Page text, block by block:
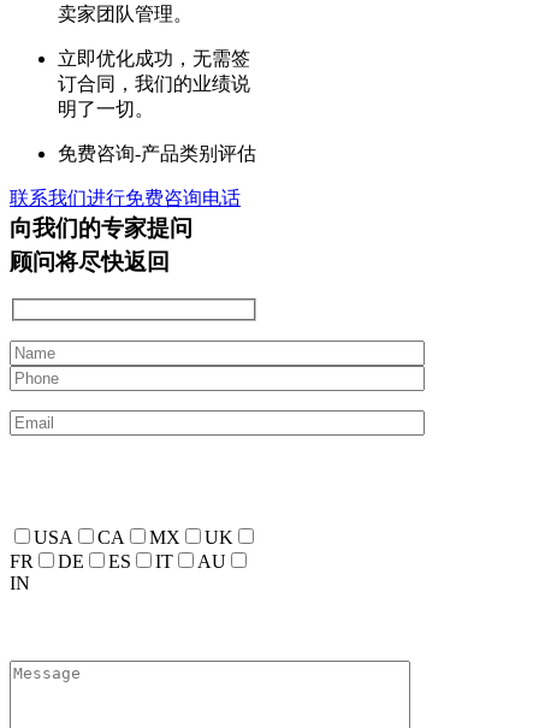
卖家团队管理。
立即优化成功，无需签
订合同，我们的业绩说
明了一切。
免费咨询-产品类别评估
联系我们进行免费咨询电话
向我们的专家提问
顾问将尽快返回
USA CA MX
UK
FR
DE ES IT
AU
IN